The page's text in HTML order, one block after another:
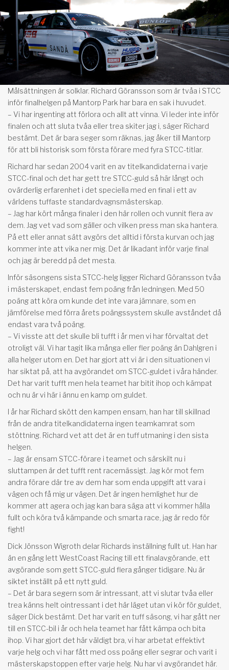
Målsättningen är solklar. Richard Göransson som är tvåa i STCC
inför finalhelgen på Mantorp Park har bara en sak i huvudet.
– Vi har ingenting att förlora och allt att vinna. Vi leder inte inför
finalen och att sluta tvåa eller trea skiter jag i, säger Richard
bestämt. Det är bara seger som räknas, jag åker till Mantorp
för att bli historisk som första förare med fyra STCC-titlar.
Richard har sedan 2004 varit en av titelkandidaterna i varje
STCC-final och det har gett tre STCC-guld så här långt och
ovärderlig erfarenhet i det speciella med en final i ett av
världens tuffaste standardvagnsmästerskap.
– Jag har kört många finaler i den här rollen och vunnit flera av
dem. Jag vet vad som gäller och vilken press man ska hantera.
På ett eller annat sätt avgörs det alltid i första kurvan och jag
kommer inte att vika ner mig. Det är likadant inför varje final
och jag är beredd på det mesta.
Inför säsongens sista STCC-helg ligger Richard Göransson tvåa
i mästerskapet, endast fem poäng från ledningen. Med 50
poäng att köra om kunde det inte vara jämnare, som en
jämförelse med förra årets poängssystem skulle avståndet då
endast vara två poäng.
– Vi visste att det skulle bli tufft i år men vi har förvaltat det
otroligt väl. Vi har tagit lika många eller fler poäng än Dahlgren i
alla helger utom en. Det har gjort att vi är i den situationen vi
har siktat på, att ha avgörandet om STCC-guldet i våra händer.
Det har varit tufft men hela teamet har bitit ihop och kämpat
och nu är vi här i ännu en kamp om guldet.
I år har Richard skött den kampen ensam, han har till skillnad
från de andra titelkandidaterna ingen teamkamrat som
stöttning. Richard vet att det är en tuff utmaning i den sista
helgen.
– Jag är ensam STCC-förare i teamet och särskilt nu i
sluttampen är det tufft rent racemässigt. Jag kör mot fem
andra förare där tre av dem har som enda uppgift att vara i
vägen och få mig ur vägen. Det är ingen hemlighet hur de
kommer att agera och jag kan bara säga att vi kommer hålla
fullt och köra två kämpande och smarta race, jag är redo för
fight!
Dick Jönsson Wigroth delar Richards inställning fullt ut. Han har
än en gång lett WestCoast Racing till ett finalavgörande, ett
avgörande som gett STCC-guld flera gånger tidigare. Nu är
siktet inställt på ett nytt guld.
– Det är bara segern som är intressant, att vi slutar tvåa eller
trea känns helt ointressant i det här läget utan vi kör för guldet,
säger Dick bestämt. Det har varit en tuff säsong, vi har gått ner
till en STCC-bil i år och hela teamet har fått kämpa och bita
ihop. Vi har gjort det här väldigt bra, vi har arbetat effektivt
varje helg och vi har fått med oss poäng eller segrar och varit i
mästerskapstoppen efter varje helg. Nu har vi avgörandet här.